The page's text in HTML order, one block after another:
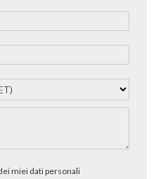
miei dati personali